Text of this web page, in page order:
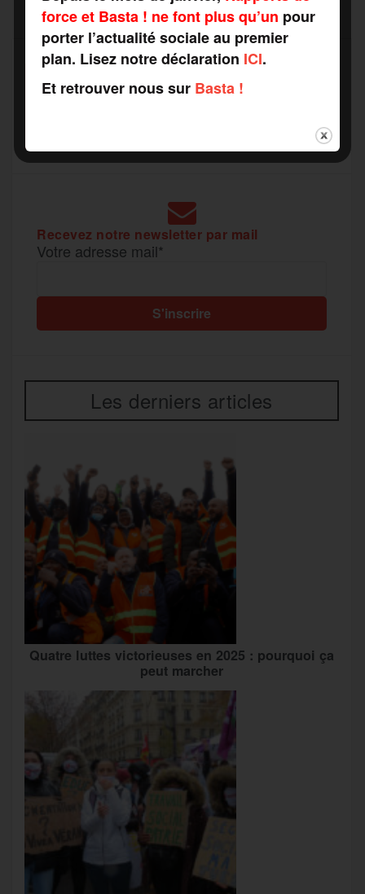
o
o
e
r
g
t
a
e
SOUTENEZ
Recevez notre newsletter par mail
Votre adresse mail*
Les derniers articles
Quatre luttes victorieuses en 2025 : pourquoi ça
peut marcher
force et Basta ! ne font plus qu’un pour
porter l’actualité sociale au premier
plan. Lisez notre déclaration ICI.
Et retrouver nous sur Basta !